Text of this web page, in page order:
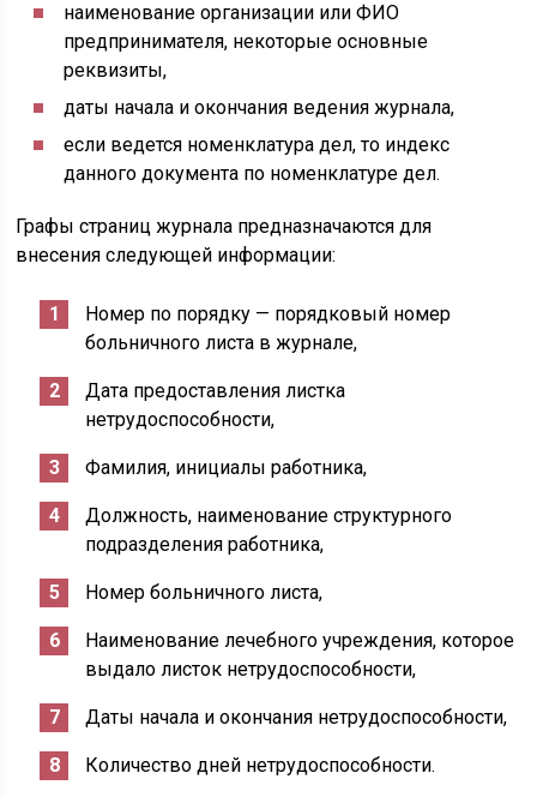
наименование организации или ФИО
предпринимателя, некоторые основные
реквизиты,
даты начала и окончания ведения журнала,
если ведется номенклатура дел, то индекс
данного документа по номенклатуре дел.
Графы страниц журнала предназначаются для
внесения следующей информации:
Номер по порядку — порядковый номер
больничного листа в журнале,
Дата предоставления листка
нетрудоспособности,
Фамилия, инициалы работника,
Должность, наименование структурного
подразделения работника,
Номер больничного листа,
Наименование лечебного учреждения, которое
выдало листок нетрудоспособности,
Даты начала и окончания нетрудоспособности,
Количество дней нетрудоспособности.